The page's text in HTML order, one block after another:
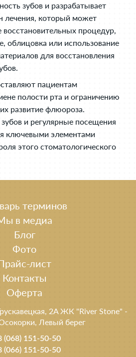
зубов и разрабатывает
лечения, который может
процедур,
облицовка или использование
для восстановления
пациентам
полости рта и ограничению
развитие флюороза.
и регулярные посещения
ключевыми элементами
этого стоматологического
терминов
в медиа
Блог
Фото
лист
Контакты
Оферта
2A ЖК "River Stone" -
Левый берег
(068) 151-50-50
(066) 151-50-50